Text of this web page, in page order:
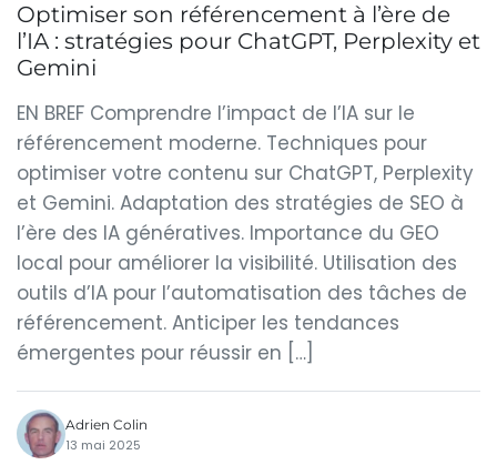
Optimiser son référencement à l’ère de
l’IA : stratégies pour ChatGPT, Perplexity et
Gemini
EN BREF Comprendre l’impact de l’IA sur le
référencement moderne. Techniques pour
optimiser votre contenu sur ChatGPT, Perplexity
et Gemini. Adaptation des stratégies de SEO à
l’ère des IA génératives. Importance du GEO
local pour améliorer la visibilité. Utilisation des
outils d’IA pour l’automatisation des tâches de
référencement. Anticiper les tendances
émergentes pour réussir en […]
Adrien Colin
13 mai 2025